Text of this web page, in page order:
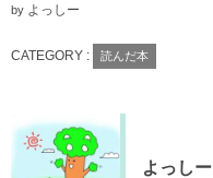
by よっしー
CATEGORY : 読んだ本
よっしー